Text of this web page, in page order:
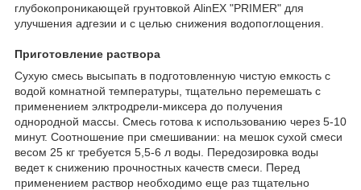
глубокопроникающей грунтовкой АlinEX "PRIMER" для
улучшения адгезии и с целью снижения водопоглощения.
Приготовление раствора
Сухую смесь высыпать в подготовленную чистую емкость с
водой комнатной температуры, тщательно перемешать с
применением элктродрели-миксера до получения
однородной массы. Смесь готова к использованию через 5-10
минут. Соотношение при смешивании: на мешок сухой смеси
весом 25 кг требуется 5,5-6 л воды. Передозировка воды
ведет к снижению прочностных качеств смеси. Перед
применением раствор необходимо еще раз тщательно